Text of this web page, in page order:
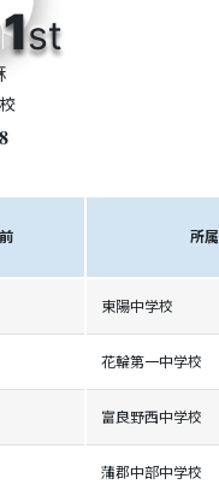
1st
所属
東陽中学校
花輪第一中学校
富良野西中学校
蒲郡中部中学校